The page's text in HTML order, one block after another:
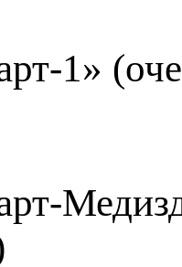
1»